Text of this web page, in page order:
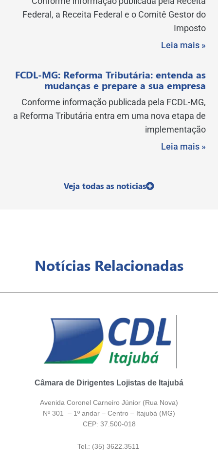
Federal, a Receita Federal e o Comitê Gestor do
Imposto
Leia mais »
FCDL-MG: Reforma Tributária: entenda as
mudanças e prepare a sua empresa
Conforme informação publicada pela FCDL-MG,
a Reforma Tributária entra em uma nova etapa de
implementação
Leia mais »
Veja todas as notícias
Notícias Relacionadas
Câmara de Dirigentes Lojistas de Itajubá
Avenida Coronel Carneiro Júnior (Rua Nova)
Nº 301 – 1º andar – Centro – Itajubá (MG)
CEP: 37.500-018
Tel.: (35) 3622.3511